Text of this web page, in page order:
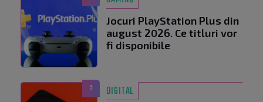
Jocuri PlayStation Plus din
august 2026. Ce titluri vor
fi disponibile
2 DIGITAL